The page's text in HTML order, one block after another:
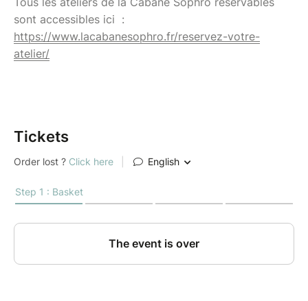
sont accessibles ici :
https://www.lacabanesophro.fr/reservez-votre-
atelier/
Tickets